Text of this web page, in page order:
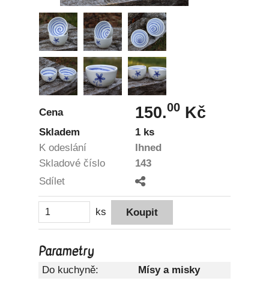
Cena 150.00 Kč
Skladem
1 ks
K odeslání
Ihned
Skladové číslo
143
Sdílet
ks
Parametry
Do kuchyně: Mísy a misky